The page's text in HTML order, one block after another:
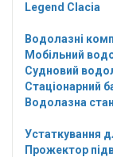
Legend Clacia
Водолазні
Мобільний
Судновий
Стаціонарний
Водолазна
Устаткування
Прожектор